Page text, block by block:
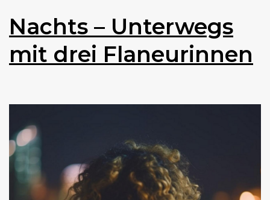
Nachts – Unterwegs
mit drei Flaneurinnen